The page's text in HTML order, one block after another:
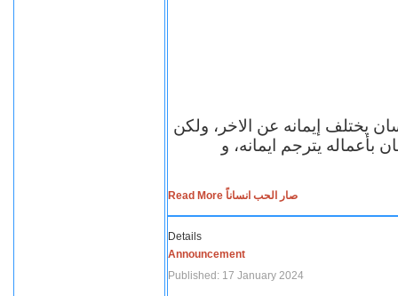
يختلف إيمانه عن الاخر، ولكن
بأعماله يترجم ايمانه، و
Read More صار الحب انساناً
Details
Announcement
Published: 17 January 2024